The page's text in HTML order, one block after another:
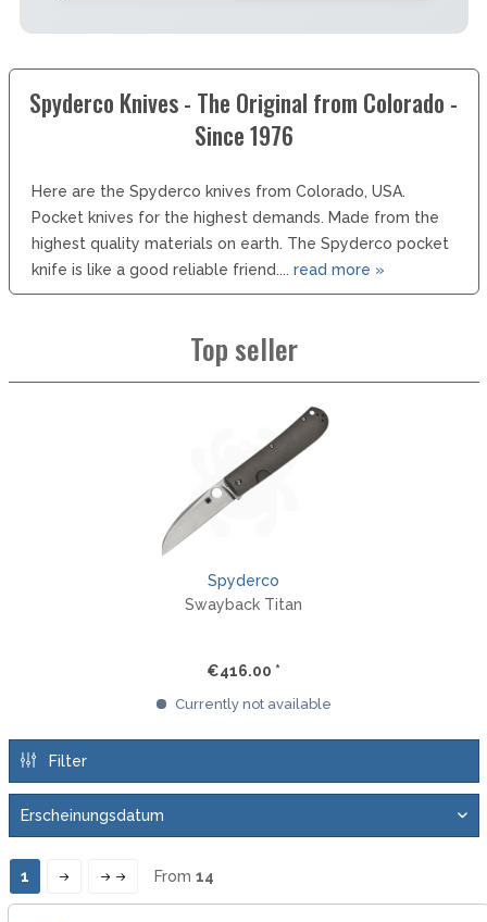
Spyderco Knives - The Original from Colorado -
Since 1976
Here are the Spyderco knives from Colorado, USA.
Pocket knives for the highest demands. Made from the
highest quality materials on earth. The Spyderco pocket
knife is like a good reliable friend.... read more »
Top seller
Spyderco
Swayback Titan
€416.00 *
Currently not available
Filter
1 From 14